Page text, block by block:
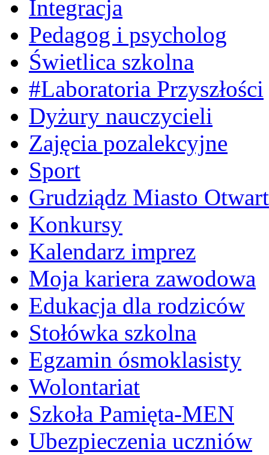
Integracja
Pedagog i psycholog
Świetlica szkolna
#Laboratoria Przyszłości
Dyżury nauczycieli
Zajęcia pozalekcyjne
Sport
Grudziądz Miasto
Konkursy
Kalendarz imprez
Moja kariera zawodowa
Edukacja dla rodziców
Stołówka szkolna
Egzamin ósmoklasisty
Wolontariat
Szkoła Pamięta-MEN
Ubezpieczenia uczniów